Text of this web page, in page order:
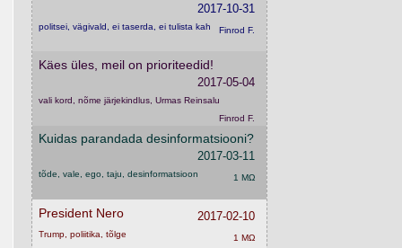
2017-10-31
politsei, vägivald, ei taserda, ei tulista kah Finrod F.
Käes üles, meil on prioriteedid!
2017-05-04
vali kord, nõme järjekindlus, Urmas Reinsalu
Finrod F.
Kuidas parandada desinformatsiooni?
2017-03-11
tõde, vale, ego, taju, desinformatsioon 1 MΩ
President Nero 2017-02-10
Trump, poliitika, tõlge 1 MΩ